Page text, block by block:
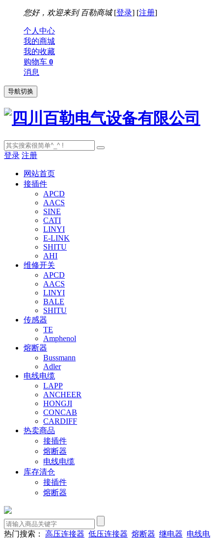
您好，欢迎来到 百勒商城[登录] [注册]
个人中心
我的商城
我的收藏
购物车 0
消息
导航切换
登录 注册
网站首页
接插件
APCD
AACS
SINE
CATI
LINYI
E-LINK
SHITU
AHI
维修开关
APCD
AACS
LINYI
BALE
SHITU
传感器
TE
Amphenol
熔断器
Bussmann
Adler
电线电缆
LAPP
ANCHEER
HONGJI
CONCAB
CARDIFF
热卖商品
接插件
熔断器
电线电缆
库存清仓
接插件
熔断器
热门搜索： 高压连接器 低压连接器 熔断器 继电器 电线电